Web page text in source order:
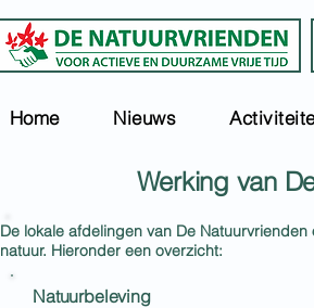
Home Nieuws
Werking van
De lokale afdelingen van De
natuur. Hieronder een overzicht:
Natuurbeleving